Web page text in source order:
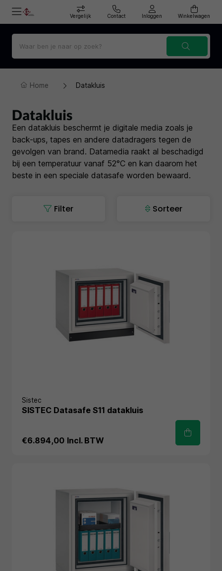
Vergelijk Contact Inloggen Winkelwagen
Home Datakluis
Datakluis
Een datakluis beschermt je digitale media zoals je
back-ups, tapes en andere datadragers tegen de
gevolgen van brand. Datamedia raakt al beschadigd
bij een temperatuur vanaf 52°C en kan daarom het
beste in een speciale datasafe worden bewaard.
Filter Sorteer
Sistec
SISTEC Datasafe S11 datakluis
€6.894,00 Incl. BTW